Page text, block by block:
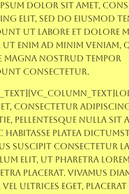
dolor sit amet,
elit, sed do eiusmod
ut labore et dolore
enim ad minim veniam,
magna nostrud tempor
consectetur.
consectetur adipiscing
pellentesque nulla sit
habitasse platea
suscipit consectetur
elit, ut pharetra
placerat. Vivamus
ultrices eget, placerat